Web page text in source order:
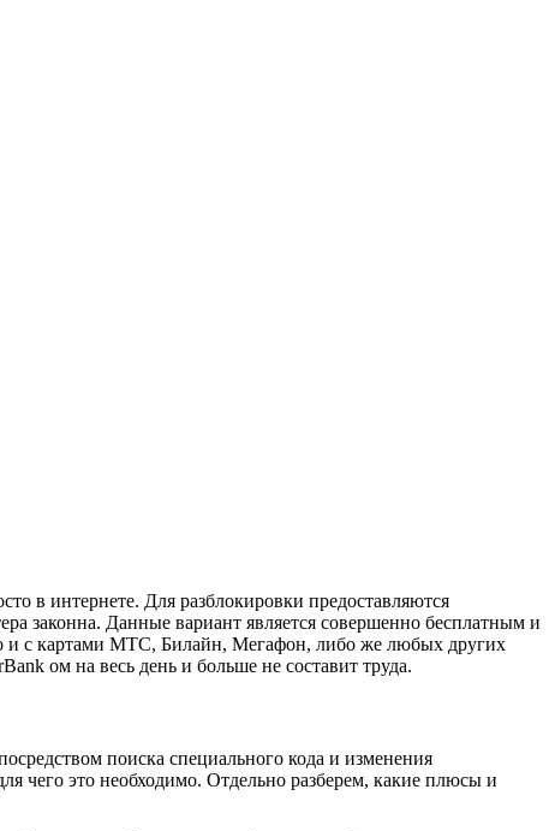
в интернете. Для разблокировки предоставляются
законна. Данные вариант является совершенно бесплатным и
и с картами МТС, Билайн, Мегафон, либо же любых других
ом на весь день и больше не составит труда.
поиска специального кода и изменения
чего это необходимо. Отдельно разберем, какие плюсы и